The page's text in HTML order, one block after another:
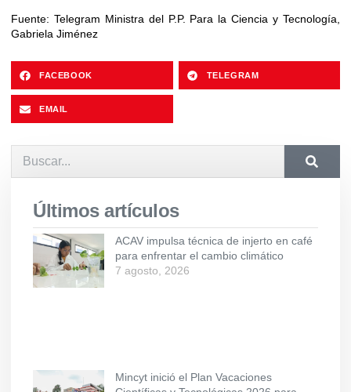
Fuente: Telegram Ministra del P.P. Para la Ciencia y Tecnología,
Gabriela Jiménez
FACEBOOK TELEGRAM
EMAIL
Últimos artículos
ACAV impulsa técnica de injerto en café
para enfrentar el cambio climático
7 agosto, 2026
Mincyt inició el Plan Vacaciones